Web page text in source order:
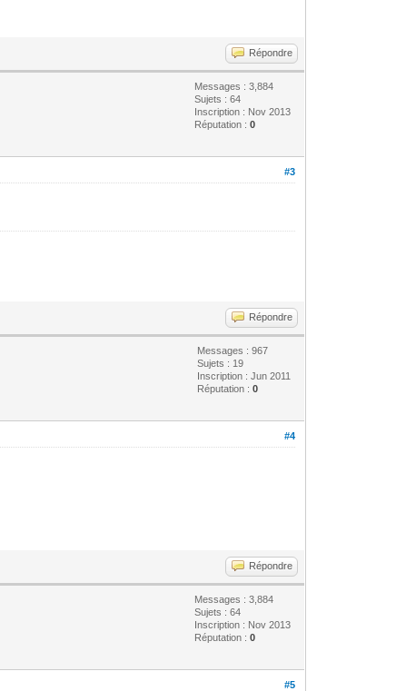
Répondre
Messages : 3,884
Sujets : 64
Inscription : Nov 2013
Réputation :0
#3
Répondre
Messages : 967
Sujets : 19
Inscription : Jun 2011
Réputation :0
#4
Répondre
Messages : 3,884
Sujets : 64
Inscription : Nov 2013
Réputation :0
#5